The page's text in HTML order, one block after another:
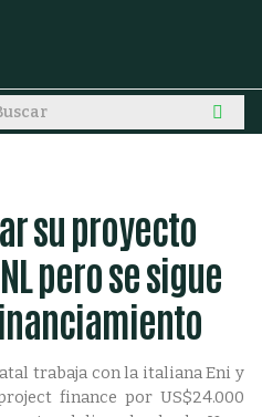
su proyecto
pero se sigue
trabaja con la italiana Eni y
finance por US$24.000